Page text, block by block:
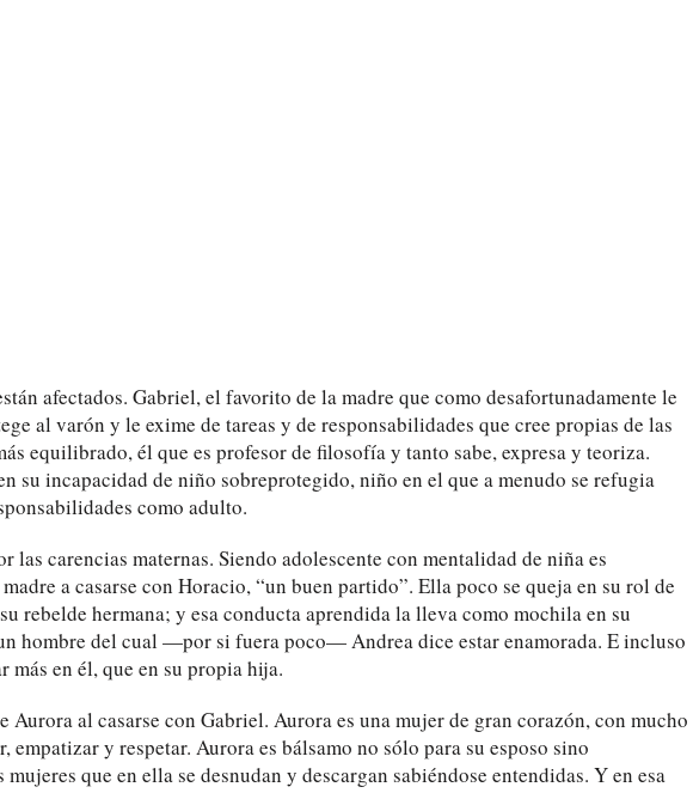
afectados. Gabriel, el favorito de la madre que como desafortunadamente le
al varón y le exime de tareas y de responsabilidades que cree propias de las
equilibrado, él que es profesor de filosofía y tanto sabe, expresa y teoriza.
su incapacidad de niño sobreprotegido, niño en el que a menudo se refugia
como adulto.
las carencias maternas. Siendo adolescente con mentalidad de niña es
a casarse con Horacio, “un buen partido”. Ella poco se queja en su rol de
rebelde hermana; y esa conducta aprendida la lleva como mochila en su
hombre del cual —por si fuera poco— Andrea dice estar enamorada. E incluso
más en él, que en su propia hija.
Aurora al casarse con Gabriel. Aurora es una mujer de gran corazón, con mucho
empatizar y respetar. Aurora es bálsamo no sólo para su esposo sino
mujeres que en ella se desnudan y descargan sabiéndose entendidas. Y en esa